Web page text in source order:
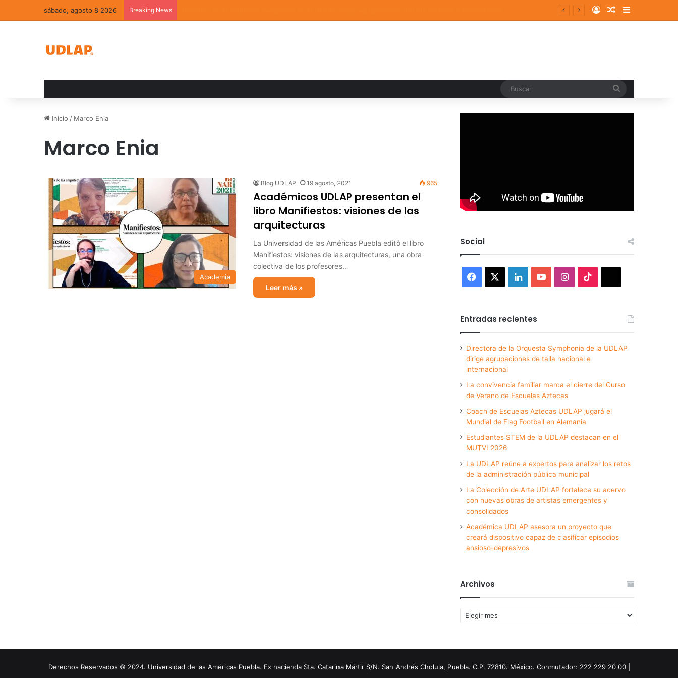
sábado, agosto 8 2026 Breaking News Log InRandom Article
Sidebar
Inicio / Marco Enia
Marco Enia
Academia
Blog UDLAP 19 agosto, 2021 965
Académicos UDLAP presentan el
libro Manifiestos: visiones de las
arquitecturas
La Universidad de las Américas Puebla editó el libro
Manifiestos: visiones de las arquitecturas, una obra
colectiva de los profesores…
Leer más »
Social
Facebook LinkedInYouTubeInstagram
Entradas recientes
Directora de la Orquesta Symphonia de la UDLAP
dirige agrupaciones de talla nacional e
internacional
La convivencia familiar marca el cierre del Curso
de Verano de Escuelas Aztecas
Coach de Escuelas Aztecas UDLAP jugará el
Mundial de Flag Football en Alemania
Estudiantes STEM de la UDLAP destacan en el
MUTVI 2026
La UDLAP reúne a expertos para analizar los retos
de la administración pública municipal
La Colección de Arte UDLAP fortalece su acervo
con nuevas obras de artistas emergentes y
consolidados
Académica UDLAP asesora un proyecto que
creará dispositivo capaz de clasificar episodios
ansioso-depresivos
Archivos
Archivos
Derechos Reservados © 2024. Universidad de las Américas Puebla. Ex hacienda Sta. Catarina Mártir S/N. San Andrés Cholula, Puebla. C.P. 72810. México. Conmutador: 222 229 20 00 |